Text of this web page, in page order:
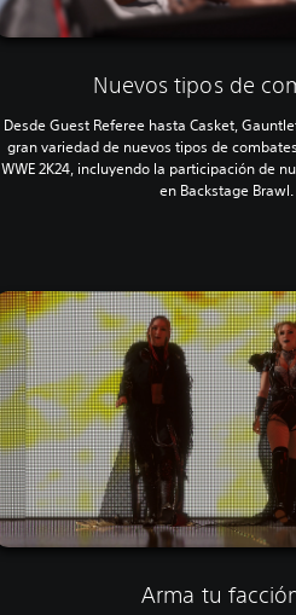
Nuevos tipos de
Desde Guest Referee hasta Casket,
gran variedad de nuevos tipos de
WWE 2K24, incluyendo la participación de
en Backstage Brawl.
Arma tu